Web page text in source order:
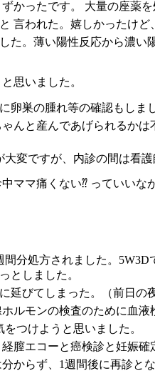
かったです。 大量の座薬を
言われた。嬉しかったけど
。薄い陽性反応から濃
思いました。
卵巣の腫れ等の確認もしま
んと産んであげられるか
変ですが、内診の間は看
ママ痛くない⁇ っていい
分処方されました。
としました。
びてしまった。（前日の
ルモンの検査のために血液
つけようと思いました。
エコーと癌検診と妊娠確
からず、1週間後に再診